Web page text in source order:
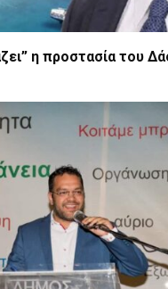
η προστασία του